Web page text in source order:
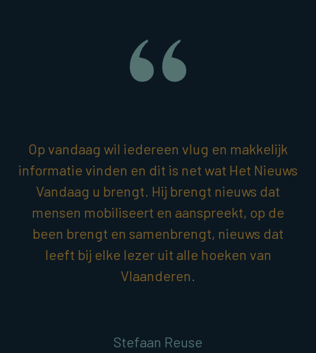
Op vandaag wil iedereen vlug en makkelijk
informatie vinden en dit is net wat Het Nieuws
Vandaag u brengt. Hij brengt nieuws dat
mensen mobiliseert en aanspreekt, op de
been brengt en samenbrengt, nieuws dat
leeft bij elke lezer uit alle hoeken van
Vlaanderen.
Stefaan Reuse